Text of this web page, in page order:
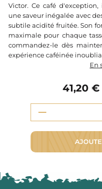
Victor. Ce café
une saveur inégalée avec
subtile acidité fruitée. Son
maximale pour chaque
commandez-le dès
expérience caféinée
En
41,20 €